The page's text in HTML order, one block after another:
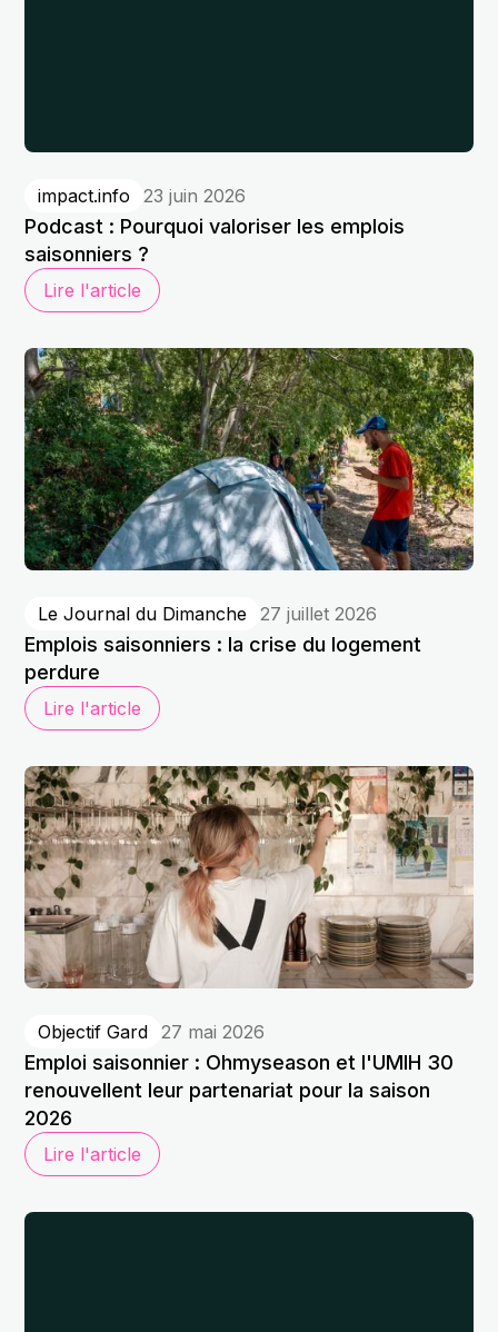
impact.info 23 juin 2026
Podcast : Pourquoi valoriser les emplois
saisonniers ?
Lire l'article
Le Journal du Dimanche 27 juillet 2026
Emplois saisonniers : la crise du logement
perdure
Lire l'article
Objectif Gard 27 mai 2026
Emploi saisonnier : Ohmyseason et l'UMIH 30
renouvellent leur partenariat pour la saison
2026
Lire l'article